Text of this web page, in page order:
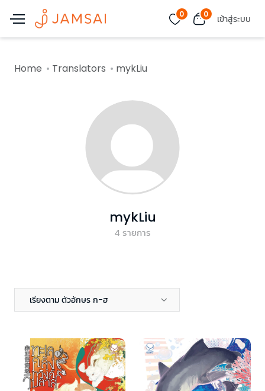
0 0 เข้าสู่ระบบ
Home Translators mykLiu
mykLiu
4 รายการ
เรียงตาม ตัวอักษร ก-ฮ